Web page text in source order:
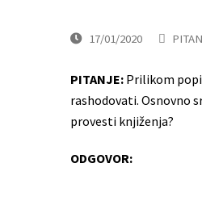
17/01/2020
PITANJE: Prilikom
rashodovati. Osnovno
provesti knjiženja?
ODGOVOR: